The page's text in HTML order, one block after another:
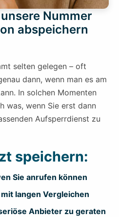
Nummer
abspeichern
selten gelegen – oft
dann, wenn man es am
In solchen Momenten
was, wenn Sie erst dann
Aufsperrdienst zu
speichern:
Sie anrufen können
langen Vergleichen
Anbieter zu geraten